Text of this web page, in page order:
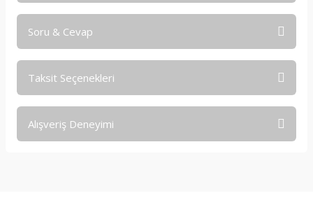
Soru & Cevap
Ürün hakkında henüz soru sorulmamış.
Taksit Seçenekleri
Alışveriş Deneyimi